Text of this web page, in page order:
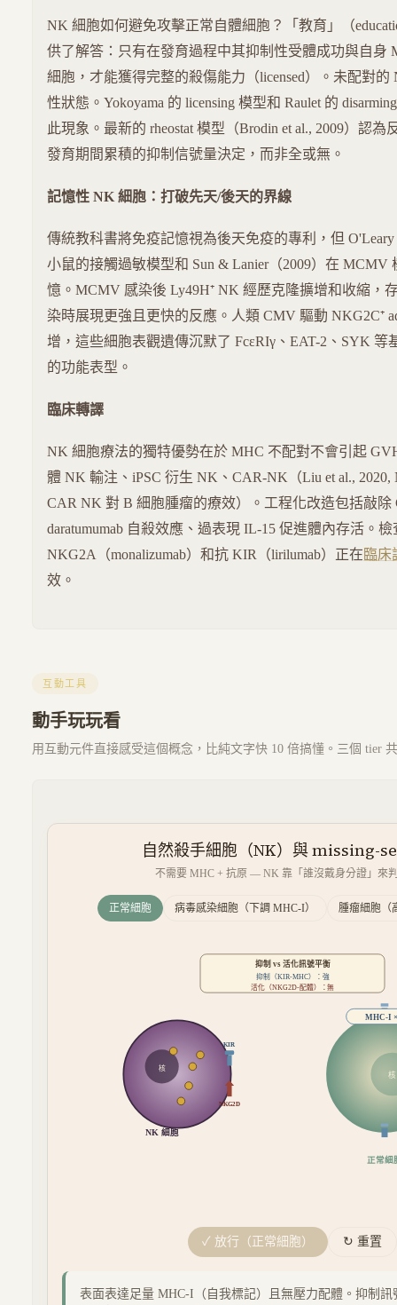
NK 細胞如何避免攻擊正常自體細胞？「教育」（
供了解答：只有在發育過程中其抑制性受體成功與自身
細胞，才能獲得完整的殺傷能力（licensed）。未配對
性狀態。Yokoyama 的 licensing 模型和 Raulet 的
此現象。最新的 rheostat 模型（Brodin et al., 2009）認
發育期間累積的抑制信號量決定，而非全或無。
記憶性 NK 細胞：打破先天/後天的界線
傳統教科書將免疫記憶視為後天免疫的專利，但
小鼠的接觸過敏模型和 Sun & Lanier（2009）在 MCMV
憶。MCMV 感染後 Ly49H⁺ NK 經歷克隆擴增和收縮，
染時展現更強且更快的反應。人類 CMV 驅動 NKG2C⁺
增，這些細胞表觀遺傳沉默了 FcεRIγ、EAT-2、SYK 等
的功能表型。
臨床轉譯
NK 細胞療法的獨特優勢在於 MHC 不配對不會引起
體 NK 輸注、iPSC 衍生 NK、CAR-NK（Liu et al., 2020,
CAR NK 對 B 細胞腫瘤的療效）。工程化改造包括敲除
daratumumab 自殺效應、過表現 IL-15 促進體內存活。
NKG2A（monalizumab）和抗 KIR（lirilumab）正在臨床
效。
互動工具
動手玩玩看
用互動元件直接感受這個概念，比純文字快 10 倍搞懂。三個 tier
自然殺手細胞（NK）與 missing-
不需要 MHC + 抗原 — NK 靠「誰沒戴身分證」來
正常細胞 病毒感染細胞（下調 MHC-I） 腫瘤細胞（
核
KIR
NKG2D
NK 細胞
核
正常細
MHC-I
抑制 vs 活化訊號平衡
抑制（KIR-MHC）： 強
活化（NKG2D-配體）：無
✓ 放行（正常細胞） ↻ 重置
表面表達足量 MHC-I（自我標記）且無壓力配體。抑制